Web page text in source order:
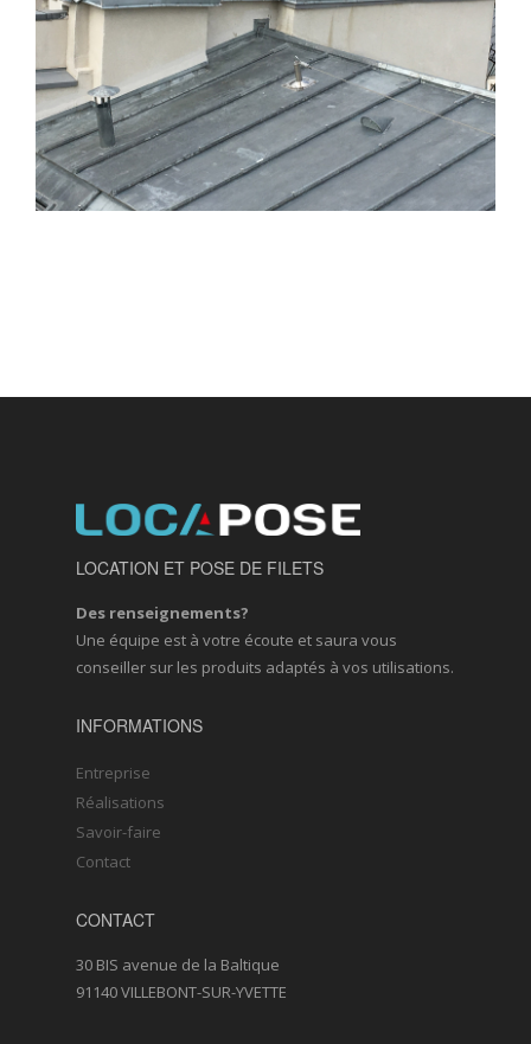
CHANTIER ZINGUERIE
LOCATION ET POSE DE FILETS
Des renseignements?
Une équipe est à votre écoute et saura vous
conseiller sur les produits adaptés à vos utilisations.
INFORMATIONS
Entreprise
Réalisations
Savoir-faire
Contact
CONTACT
30 BIS avenue de la Baltique
91140 VILLEBONT-SUR-YVETTE